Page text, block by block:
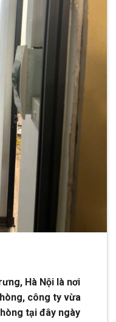
Hà Nội là nơi
công ty vừa
tại đây ngày